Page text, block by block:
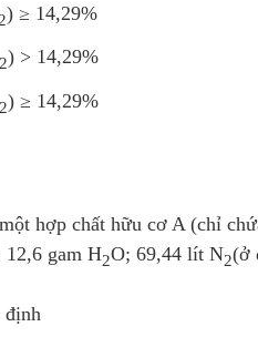
) ≥ 14,29%
) > 14,29%
) ≥ 14,29%
hợp chất hữu cơ A (chỉ
12,6 gam H2O; 69,44 lít N2(ở
định